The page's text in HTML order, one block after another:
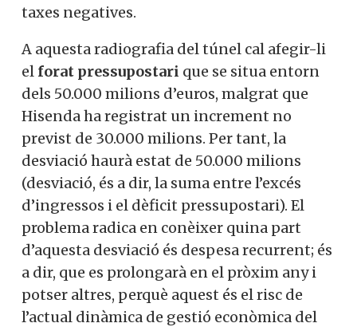
taxes negatives.
A aquesta radiografia del túnel cal afegir-li
el forat pressupostari que se situa entorn
dels 50.000 milions d’euros, malgrat que
Hisenda ha registrat un increment no
previst de 30.000 milions. Per tant, la
desviació haurà estat de 50.000 milions
(desviació, és a dir, la suma entre l’excés
d’ingressos i el dèficit pressupostari). El
problema radica en conèixer quina part
d’aquesta desviació és despesa recurrent; és
a dir, que es prolongarà en el pròxim any i
potser altres, perquè aquest és el risc de
l’actual dinàmica de gestió econòmica del